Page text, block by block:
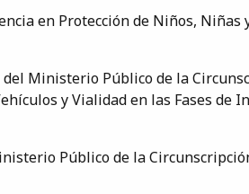
en Protección de Niños, Niñas
Ministerio Público de la
y Vialidad en las Fases de
Público de la